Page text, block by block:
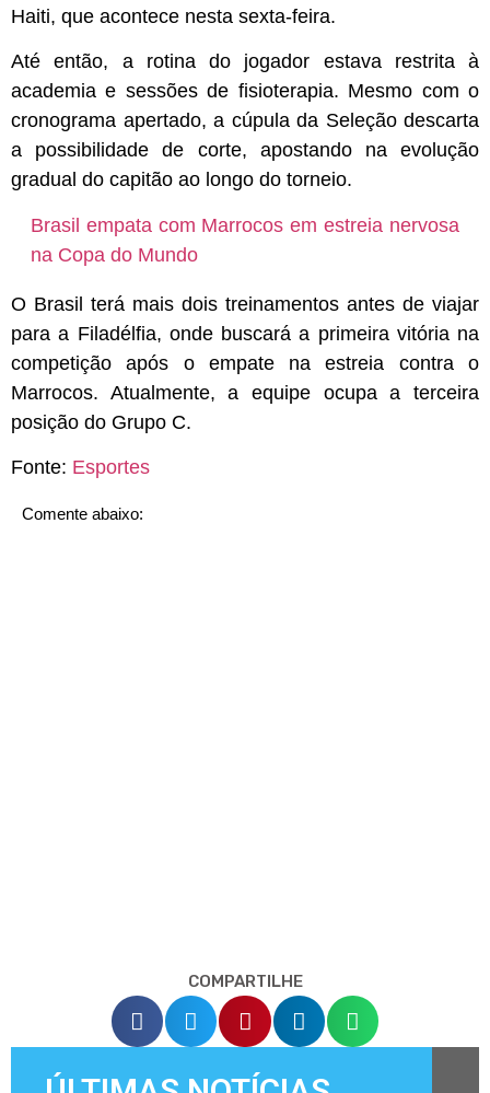
Haiti, que acontece nesta sexta-feira.
Até então, a rotina do jogador estava restrita à
academia e sessões de fisioterapia. Mesmo com o
cronograma apertado, a cúpula da Seleção descarta
a possibilidade de corte, apostando na evolução
gradual do capitão ao longo do torneio.
Brasil empata com Marrocos em estreia nervosa
na Copa do Mundo
O Brasil terá mais dois treinamentos antes de viajar
para a Filadélfia, onde buscará a primeira vitória na
competição após o empate na estreia contra o
Marrocos. Atualmente, a equipe ocupa a terceira
posição do Grupo C.
Fonte: Esportes
Comente abaixo:
COMPARTILHE